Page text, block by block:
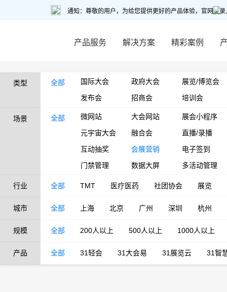
通知：尊敬的用户，为给您提供更好的产品体验，官网登
产品服务 解决方案 精彩案例
类型 全部 国际大会 政府大会
展览/博览会
发布会
招商会 培训会
场景 全部 微网站 大会网站
展会小程序
元宇宙大会
融合会
直播/录播
互动抽奖
会展营销
电子签到
门禁管理
数据大屏 多活动管理
行业 全部 TMT 医疗医药 社团协会 展览
城市 全部 上海 北京 广州 深圳 杭州
规模 全部 200人以上 500人以上 1000人以上
产品 全部 31轻会 31大会易 31展览云 31智